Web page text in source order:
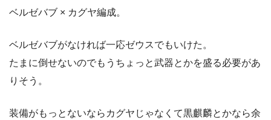
ベルゼバブ × カグヤ編成。
ベルゼバブがなければ一応ゼウスでもいけた。
たまに倒せないのでもうちょっと武器とかを盛る必要があ
りそう。
装備がもっとないならカグヤじゃなくて黒麒麟とかなら余